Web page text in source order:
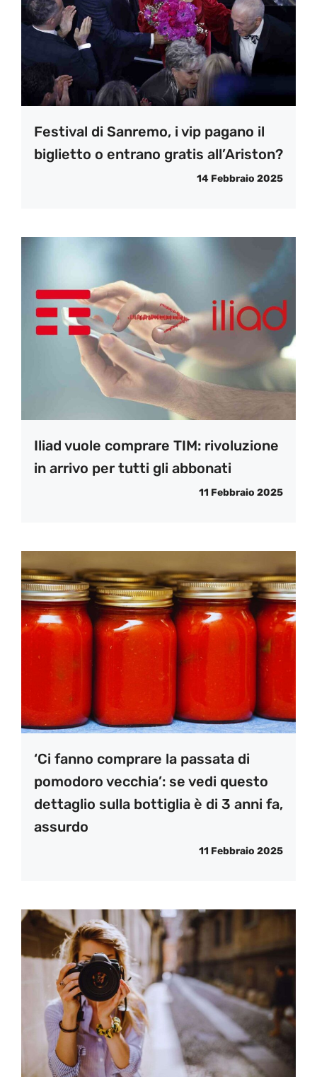
Festival di Sanremo, i vip pagano il
biglietto o entrano gratis all’Ariston?
14 Febbraio 2025
Iliad vuole comprare TIM: rivoluzione
in arrivo per tutti gli abbonati
11 Febbraio 2025
‘Ci fanno comprare la passata di
pomodoro vecchia’: se vedi questo
dettaglio sulla bottiglia è di 3 anni fa,
assurdo
11 Febbraio 2025